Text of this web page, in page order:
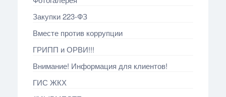
Закупки 223-ФЗ
Вместе против коррупции
ГРИПП и ОРВИ!!!
Внимание! Информация для клиентов!
ГИС ЖКХ